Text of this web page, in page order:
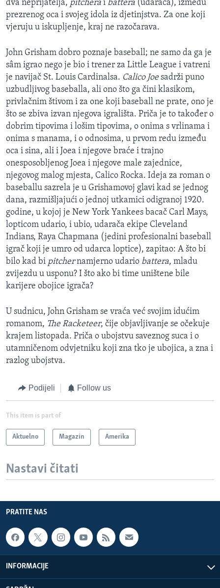
dva neprijatelja, pitchera i battera (udarača), između
prezrenog oca i svojeg idola iz djetinjstva. Za one koji
vjeruju u iskupljenje, kraj ne razočarava.
John Grisham dobro poznaje baseball; ne samo da ga je
sâm igrao nego je bio i trener za Little League i vatreni
je navijač St. Louis Cardinalsa. Calico Joesadrži puno
uzbudljivog baseballa, ali ono što ga čini klasikom,
privlačnim štivom i za one koji baseball ne prate, ono je
što se zbiva izvan njegova igrališta. Priča je to također o
dobrim tipovima i lošim tipovima, o onima s vrlinama i
onima s manama, i o odnosima, u prvom redu između
oca i sina, ali i Joea i njegove braće i trajno
onesposobljenog Joea i njegove male zajednice,
njegovog malog mjesta, Calico Rocka. Ideja za roman o
baseballu sazrela je u Grishamovoj glavi kad se jednog
dana, razmišljajući o jednoj utkamici odigranoj 1920.
godine, u kojoj je New York Yankees bacač Carl Mays,
lopticom udario, i ubio, udarača ekipe Cleveland
Indians, Raya Chapmana (jedini profesionalni baseball
igrač koji je umro od udarca loptice), zapitao: A što bi
bilo kad bi pitchernamjerno udario battera, mladu
zvijezdu u usponu? I što ako bi time uništene bile
karijere obojice igrača?
U sudnicu, John Grisham se vraća već svojim idućim
romanom, The Racketeer, čije objavljivanje se očekuje
krajem listopada. Priča o ubojstvu saveznog suca i o
utamničenom odvjetniku koji zna tko je ubojica, a zna i
razlog ubojstva.
Podijeli Follow us
This item is part of
Aktuelno Magazin Amerika
Nastavi čitati
PRATITE NAS
INFORMACIJE